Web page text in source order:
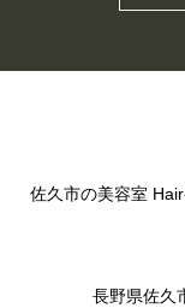
佐久市の美容室
長野県佐久